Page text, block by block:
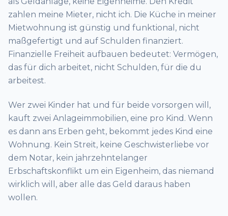
zahlen meine Mieter, nicht ich. Die Küche in meiner
Mietwohnung ist günstig und funktional, nicht
maßgefertigt und auf Schulden finanziert.
Finanzielle Freiheit aufbauen bedeutet: Vermögen,
das für dich arbeitet, nicht Schulden, für die du
arbeitest.
Wer zwei Kinder hat und für beide vorsorgen will,
kauft zwei Anlageimmobilien, eine pro Kind. Wenn
es dann ans Erben geht, bekommt jedes Kind eine
Wohnung. Kein Streit, keine Geschwisterliebe vor
dem Notar, kein jahrzehntelanger
Erbschaftskonflikt um ein Eigenheim, das niemand
wirklich will, aber alle das Geld daraus haben
wollen.